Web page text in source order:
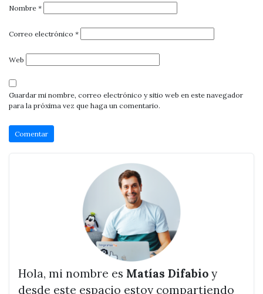
Nombre *
Correo electrónico *
Web
Guardar mi nombre, correo electrónico y sitio web en este navegador
para la próxima vez que haga un comentario.
Hola, mi nombre es Matías Difabio y
desde este espacio estoy compartiendo